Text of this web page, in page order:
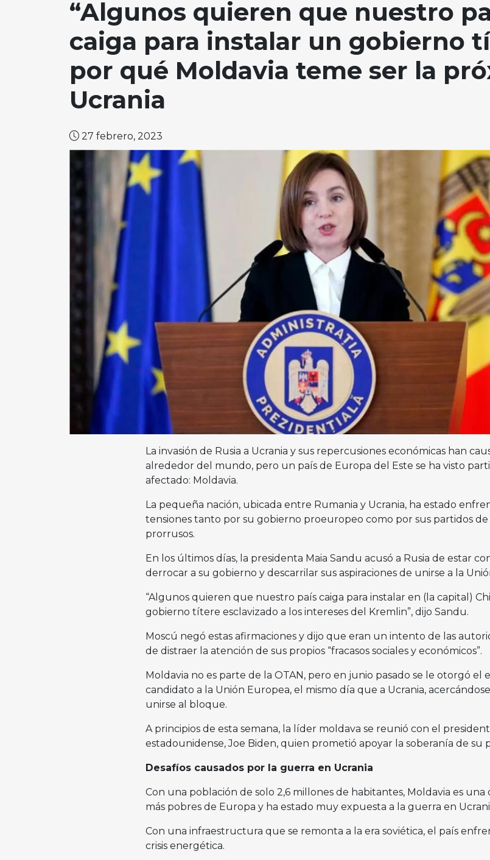
“Algunos quieren que nuestro
caiga para instalar un gobierno
por qué Moldavia teme ser la
Ucrania
27 febrero, 2023
La invasión de Rusia a Ucrania y sus repercusiones económicas han
alrededor del mundo, pero un país de Europa del Este se ha visto
afectado: Moldavia.
La pequeña nación, ubicada entre Rumania y Ucrania, ha estado
tensiones tanto por su gobierno proeuropeo como por sus partidos de
prorrusos.
En los últimos días, la presidenta Maia Sandu acusó a Rusia de estar
derrocar a su gobierno y descarrilar sus aspiraciones de unirse a la
“Algunos quieren que nuestro país caiga para instalar en (la capital)
gobierno títere esclavizado a los intereses del Kremlin”, dijo Sandu.
Moscú negó estas afirmaciones y dijo que eran un intento de las
de distraer la atención de sus propios “fracasos sociales y económicos”.
Moldavia no es parte de la OTAN, pero en junio pasado se le otorgó el
candidato a la Unión Europea, el mismo día que a Ucrania,
unirse al bloque.
A principios de esta semana, la líder moldava se reunió con el
estadounidense, Joe Biden, quien prometió apoyar la soberanía de su
Desafíos causados por la guerra en Ucrania
Con una población de solo 2,6 millones de habitantes, Moldavia es una
más pobres de Europa y ha estado muy expuesta a la guerra en
Con una infraestructura que se remonta a la era soviética, el país
crisis energética.